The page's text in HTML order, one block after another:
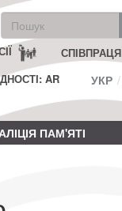
Пошукова
форма
Пошук СПІВПРАЦЯ
AR
УКР
ПАМ'ЯТІ